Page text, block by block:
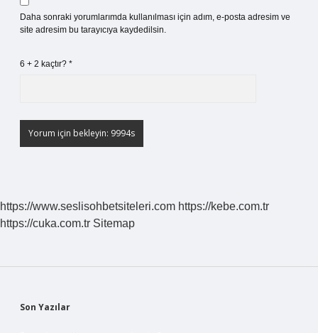
Daha sonraki yorumlarımda kullanılması için adım, e-posta adresim ve
site adresim bu tarayıcıya kaydedilsin.
6 + 2 kaçtır? *
https://www.seslisohbetsiteleri.com https://kebe.com.tr
https://cuka.com.tr Sitemap
Sidebar
Son Yazılar